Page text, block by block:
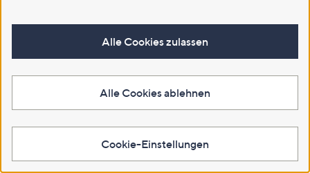
5.01
SALE
STEFFEN SCHRAUT Bluse,
€ 39,99
5.06
Alle Cookies zulassen
Alle Cookies ablehnen
Cookie-Einstellungen